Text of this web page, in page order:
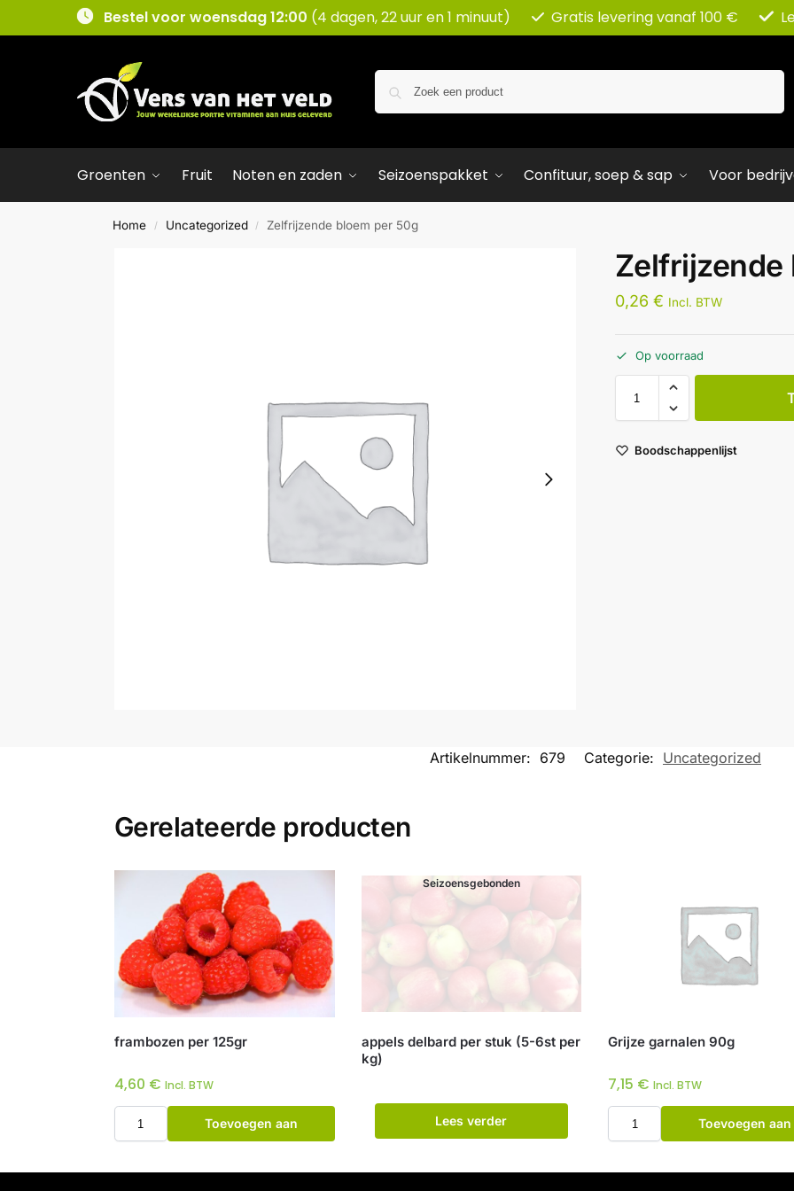
Bestel voor woensdag 12:00 (4 dagen, 22 uur en 1 minuut) Gratis levering vanaf 100 €
Groenten Fruit Noten en zaden Seizoenspakket Confituur, soep & sap Voor
Home / Uncategorized / Zelfrijzende bloem per 50g
Zelfrijzende
0,26 € Incl. BTW
Op voorraad
Boodschappenlijst
Artikelnummer: 679 Categorie: Uncategorized
Gerelateerde producten
frambozen per 125gr
4,60 € Incl. BTW
Toevoegen aan
Seizoensgebonden
appels delbard per stuk (5-6st per
kg)
Lees verder
Grijze garnalen 90g
7,15 € Incl. BTW
Toevoegen aan